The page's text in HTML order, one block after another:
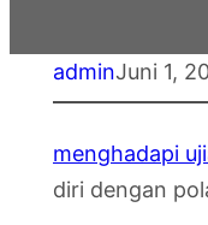
adminJuni 1,
menghadapi
diri dengan